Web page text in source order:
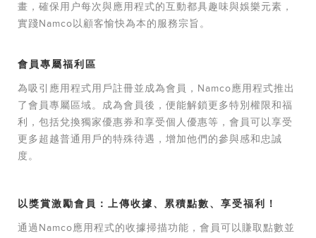
畫，確保用户每次與應用程式的互動都具趣味與娛樂元素，
實踐Namco以顧客愉快為本的服務宗旨。
會員專屬福利區
為吸引應用程式用戶註冊並成為會員，Namco應用程式推出
了會員專屬區域。成為會員後，便能解鎖更多特別權限和福
利，包括兌換獨家優惠券和享受個人優惠等，會員可以享受
更多超越普通用戶的特殊待遇，增加他們的參與感和忠誠
度。
以獎賞激勵會員：上傳收據、累積點數、享受福利！
通過Namco應用程式的收據掃描功能，會員可以賺取點數並